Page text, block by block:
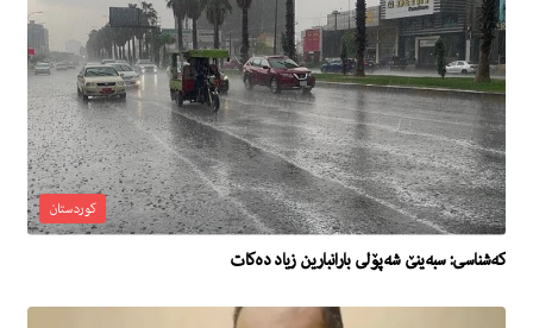
کوردستان
كه‌شناسی: سبەینێ شەپۆلی بارانبارین زیاد ده‌كات